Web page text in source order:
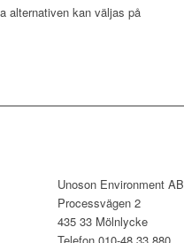
alternativen kan väljas på
Unoson Environment AB
Processvägen 2
435 33 Mölnlycke